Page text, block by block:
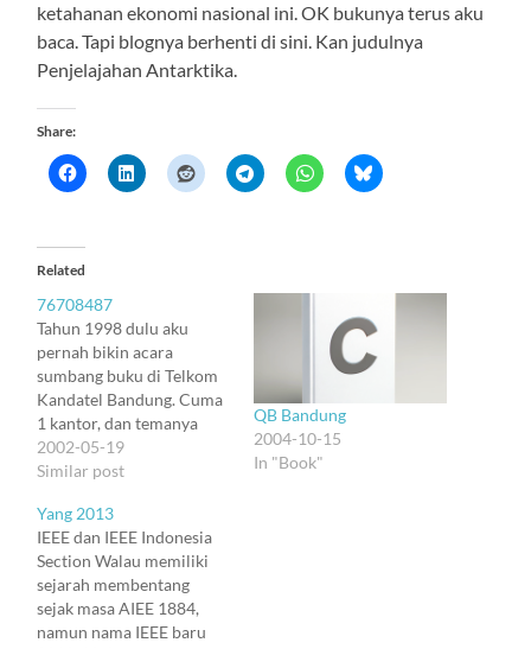
ketahanan ekonomi nasional ini. OK bukunya terus aku
baca. Tapi blognya berhenti di sini. Kan judulnya
Penjelajahan Antarktika.
Share:
Related
76708487
Tahun 1998 dulu aku
pernah bikin acara
sumbang buku di Telkom
Kandatel Bandung. Cuma
1 kantor, dan temanya
dibatasi pada buku
pelajaran anak SD-SMP.
banyak sekali. Kebetulan
aja waktu itu aku masih di
DKM, BAZIS, dan Dalnet
(yang berlokasi di sebelah
masjid dan punya
gudang). Jadi buku-buku…
2002-05-19
Similar post
QB Bandung
2004-10-15
In "Book"
Yang 2013
IEEE dan IEEE Indonesia
Section Walau memiliki
sejarah membentang
sejak masa AIEE 1884,
namun nama IEEE baru